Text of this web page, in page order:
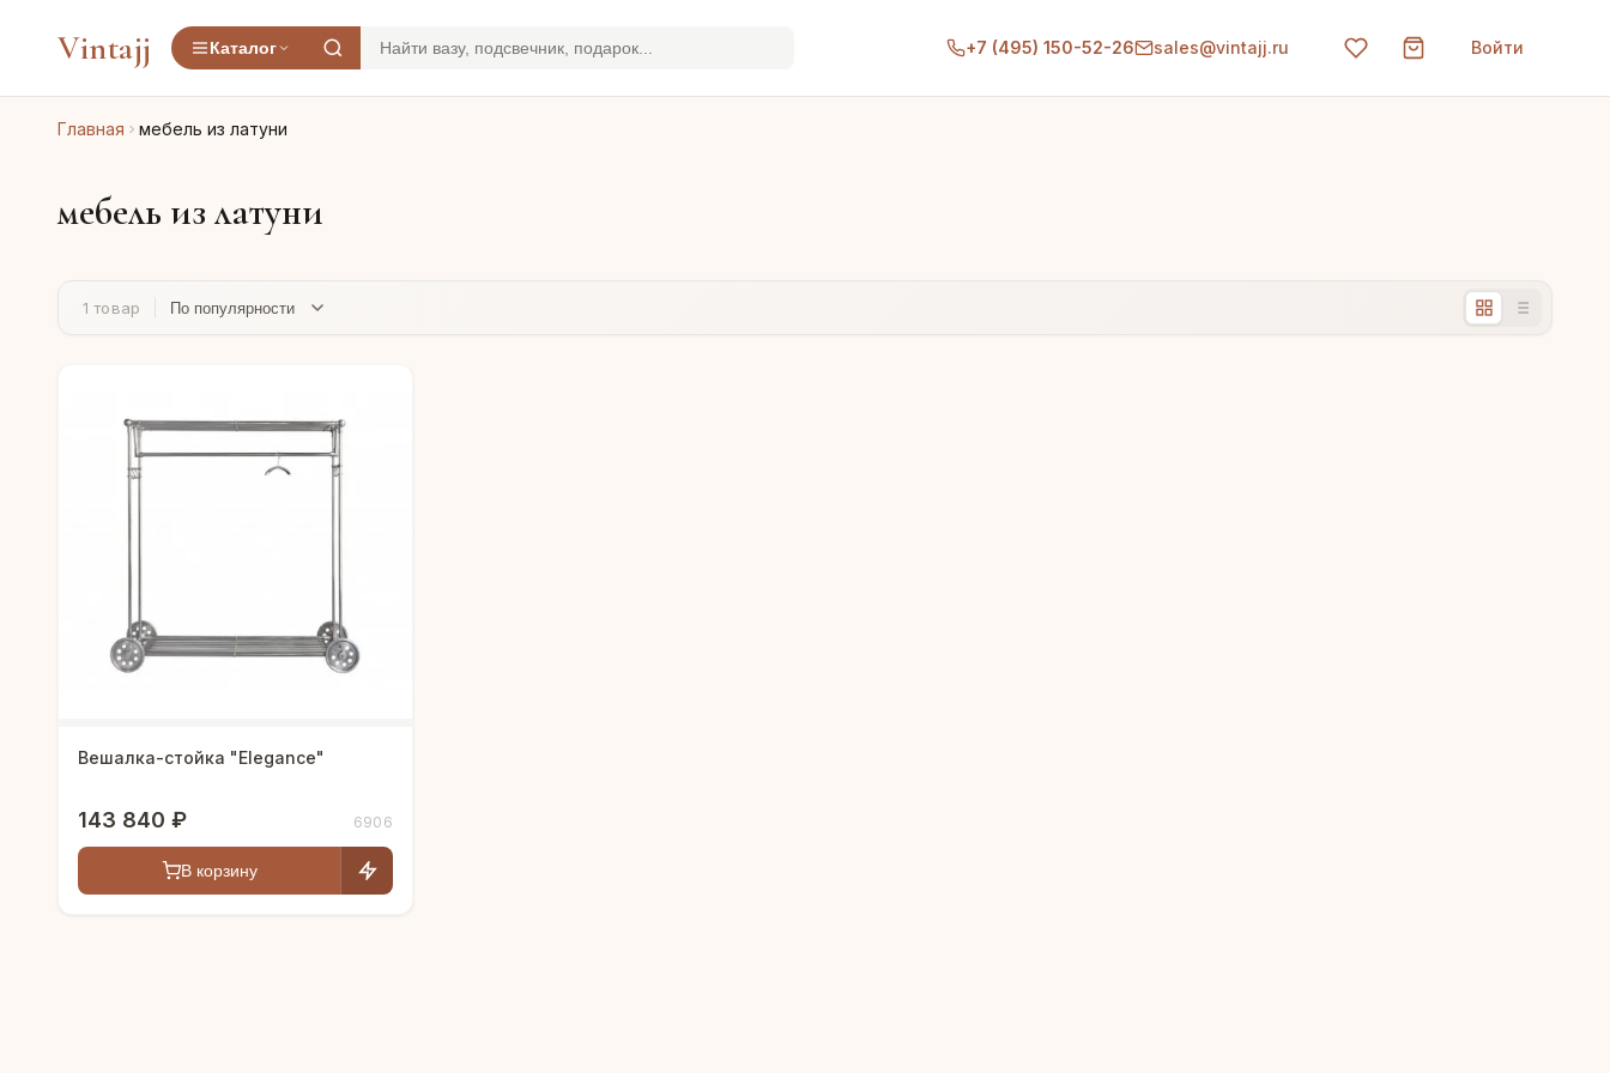
Vintajj Каталог +7 (495) 150-52-26 sales@vintajj.ru Войти
Главная мебель из латуни
мебель из латуни
1 товар
Вешалка-стойка "Elegance"
143 840 ₽ 6906
В корзину